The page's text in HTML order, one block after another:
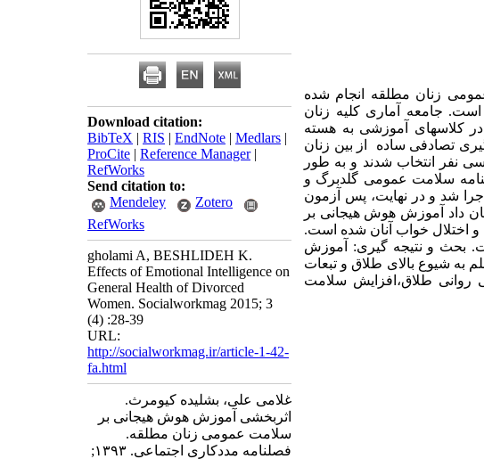
زنان مطلقه انجام شده
جامعه آماری کلیه زنان
کلاسهای آموزشی به هسته
تصادفی ساده از بین زنان
نفر انتخاب شدند و به طور
سلامت عمومی گلدبرگ و
شد و در نهایت، پس آزمون
داد آموزش هوش هیجانی بر
اختلال خواب آنان شده است.
بحث و نتیجه گیری: آموزش
شیوع بالای طلاق و تبعات
روانی طلاق،افزایش سلامت
Download citation:
BibTeX | RIS | EndNote | Medlars |
ProCite | Reference Manager|
RefWorks
Send citation to:
Mendeley
Zotero
RefWorks
gholami A, BESHLIDEH K.
Effects of Emotional Intelligence on
General Health of Divorced
Women. Socialworkmag 2015; 3
(4) :28-39
URL:
http://socialworkmag.ir/article-1-42-
fa.html
غلامی علی، بشلیده کیومرث.
اثربخشی آموزش هوش هیجانی بر
سلامت عمومی زنان مطلقه.
فصلنامه مددکاری اجتماعی. ۱۳۹۳;